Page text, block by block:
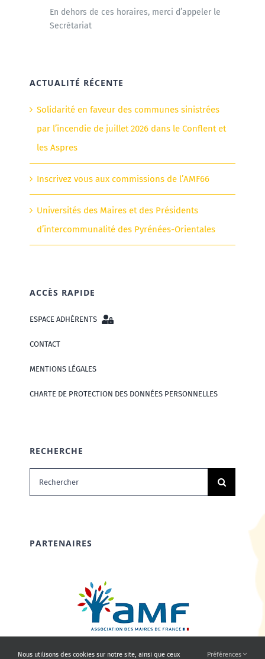
En dehors de ces horaires, merci d’appeler le
Secrétariat
ACTUALITÉ RÉCENTE
Solidarité en faveur des communes sinistrées
par l’incendie de juillet 2026 dans le Conflent et
les Aspres
Inscrivez vous aux commissions de l’AMF66
Universités des Maires et des Présidents
d’intercommunalité des Pyrénées-Orientales
ACCÈS RAPIDE
ESPACE ADHÉRENTS
CONTACT
MENTIONS LÉGALES
CHARTE DE PROTECTION DES DONNÉES PERSONNELLES
RECHERCHE
Rechercher:
PARTENAIRES
Nous utilisons des cookies sur notre site, ainsi que ceux Préférences